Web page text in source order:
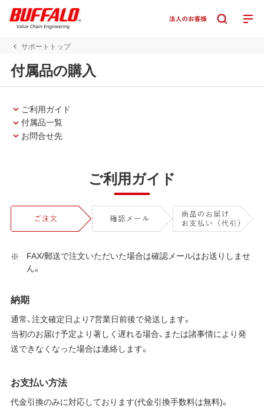
サポートトップ
付属品の購入
ご利用ガイド
付属品一覧
お問合せ先
ご利用ガイド
FAX/郵送で注文いただいた場合は確認メールはお送りしませ
ん。
納期
通常、注文確定日より7営業日前後で発送します。
当初のお届け予定より著しく遅れる場合、または諸事情により発
送できなくなった場合は連絡します。
お支払い方法
代金引換のみに対応しております(代金引換手数料は無料)。